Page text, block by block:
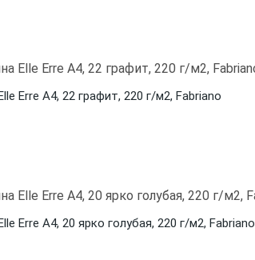
Erre A4, 22 графит, 220 г/м2, Fabriano
Erre A4, 20 ярко голубая, 220 г/м2, Fabriano